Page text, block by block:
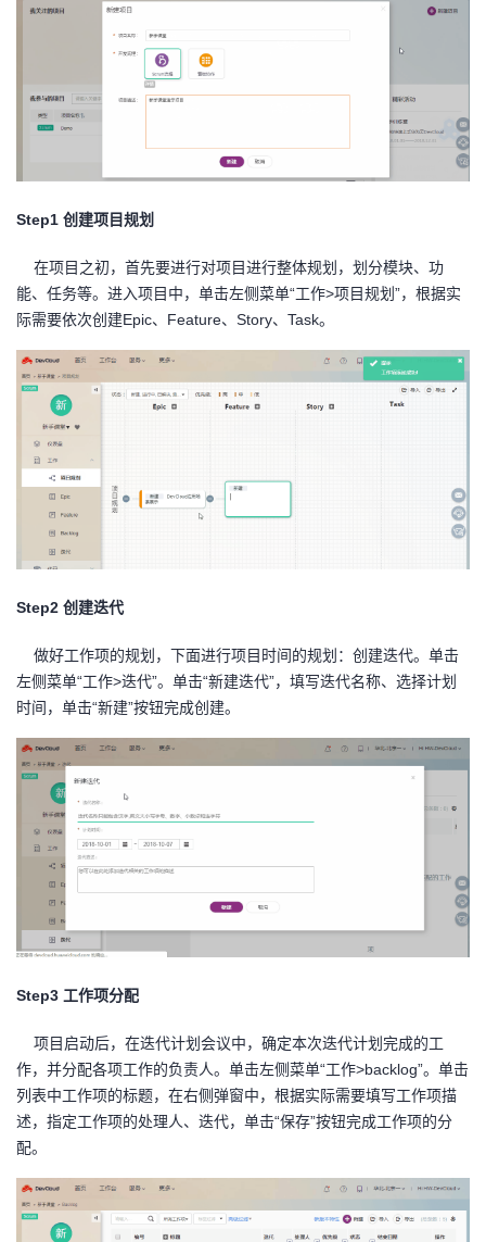
Step1 创建项目规划
在项目之初，首先要进行对项目进行整体规划，划分模块、功
能、任务等。进入项目中，单击左侧菜单“工作>项目规划”，根据实
际需要依次创建Epic、Feature、Story、Task。
Step2 创建迭代
做好工作项的规划，下面进行项目时间的规划：创建迭代。单击
左侧菜单“工作>迭代”。单击“新建迭代”，填写迭代名称、选择计划
时间，单击“新建”按钮完成创建。
Step3 工作项分配
项目启动后，在迭代计划会议中，确定本次迭代计划完成的工
作，并分配各项工作的负责人。单击左侧菜单“工作>backlog”。单击
列表中工作项的标题，在右侧弹窗中，根据实际需要填写工作项描
述，指定工作项的处理人、迭代，单击“保存”按钮完成工作项的分
配。